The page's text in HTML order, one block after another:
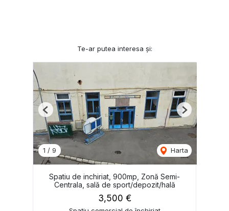
Te-ar putea interesa și:
1 / 9 Harta
Previous Next
Spatiu de inchiriat, 900mp, Zonă Semi-
Centrala, sală de sport/depozit/hală
3,500 €